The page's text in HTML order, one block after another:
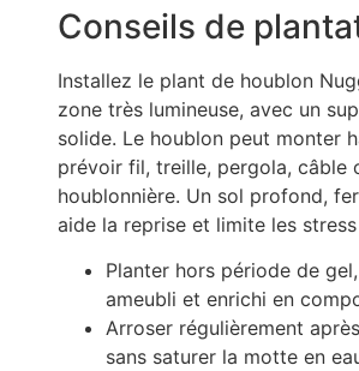
Conseils de
Installez le plant de houblon
zone très lumineuse, avec un
solide. Le houblon peut monter
prévoir fil, treille, pergola, câble
houblonnière. Un sol profond,
aide la reprise et limite les
Planter hors période de
ameubli et enrichi en
Arroser régulièrement
sans saturer la motte en